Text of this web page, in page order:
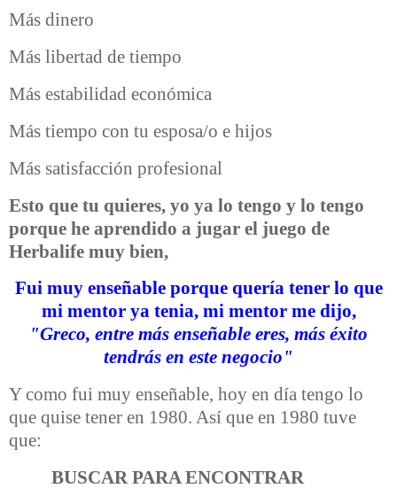
Más dinero
Más libertad de tiempo
Más estabilidad económica
Más tiempo con tu esposa/o e hijos
Más satisfacción profesional
Esto que tu quieres, yo ya lo tengo y lo tengo
porque he aprendido a jugar el juego de
Herbalife muy bien,
Fui muy enseñable porque quería tener lo que
mi mentor ya tenia, mi mentor me dijo,
"Greco, entre más enseñable eres, más éxito
tendrás en este negocio"
Y como fui muy enseñable, hoy en día tengo lo
que quise tener en 1980. Así que en 1980 tuve
que:
BUSCAR PARA ENCONTRAR